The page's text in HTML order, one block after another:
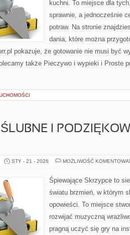
kuchni. To miejsce dla
sprawnie, a jednocześnie
potraw. Na stronie
dania, które można
pokazuje, że gotowanie nie musi być
także Pieczywo i wypieki i Proste
ŚLUBNE I
STY - 21 - 2026 MOŻLIWOŚĆ
Śpiewające Skrzypce to
światu brzmień, w którym
opowieści. To miejsce
rozwijać muzyczną
pragną uczyć się gry na